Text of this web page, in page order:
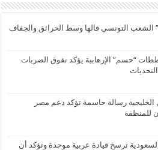
الشعب التونسي قالها وسط الحرائق والجفاف
“حسم” الإرهابية يؤكد تفوق الضربات
الخليجية رسالة حاسمة تؤكد دعم مصر
للمنطقة
ترسخ قيادة عربية موحدة وتؤكد أن